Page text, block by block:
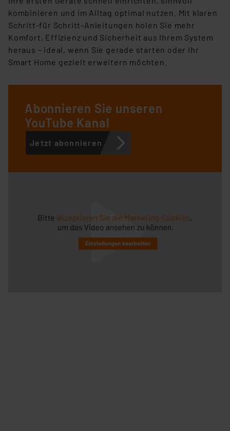
kombinieren und im Alltag optimal nutzen. Mit klaren
Schritt-für Schritt-Anleitungen holen Sie mehr
Komfort, Effizienz und Sicherheit aus Ihrem System
heraus – ideal, wenn Sie gerade starten oder Ihr
Smart Home gezielt erweitern möchten.
Abonnieren Sie unseren
YouTube Kanal
Jetzt abonnieren